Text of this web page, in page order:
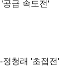
급 속도전'
청래 '초접전'